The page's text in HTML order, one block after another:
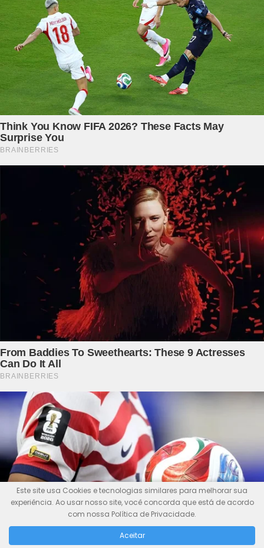
Este site usa Cookies e tecnologias similares para melhorar sua
experiência. Ao usar nosso site, você concorda que está de acordo
com nossa Política de Privacidade.
Aceitar